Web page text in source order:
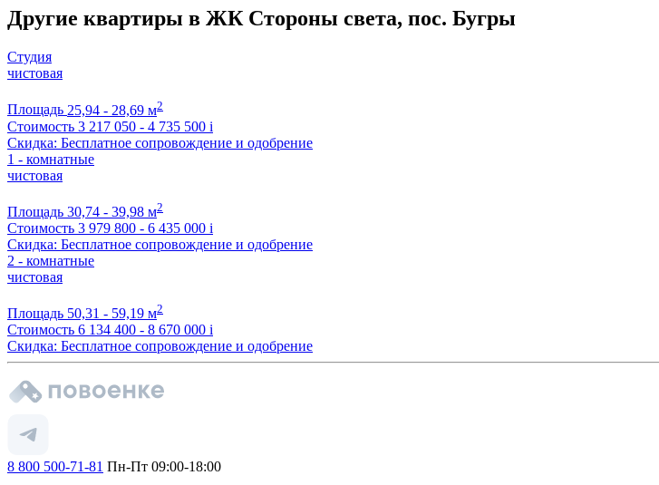
Другие квартиры в ЖК Стороны света, пос. Бугры
Студия
чистовая
Площадь 25,94 - 28,69 м2
Стоимость 3 217 050 - 4 735 500 i
Скидка: Бесплатное сопровождение и одобрение
1 - комнатные
чистовая
Площадь 30,74 - 39,98 м2
Стоимость 3 979 800 - 6 435 000 i
Скидка: Бесплатное сопровождение и одобрение
2 - комнатные
чистовая
Площадь 50,31 - 59,19 м2
Стоимость 6 134 400 - 8 670 000 i
Скидка: Бесплатное сопровождение и одобрение
8 800 500-71-81 Пн-Пт 09:00-18:00